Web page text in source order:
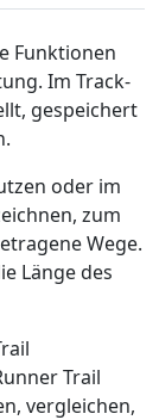
Funktionen
Im Track-
gespeichert
oder im
zum
Wege.
Länge des
Trail
vergleichen,